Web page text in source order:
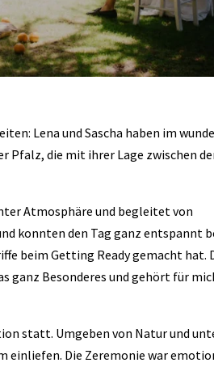
Lena und Sascha haben im
Pfalz, die mit ihrer Lage zwischen
Atmosphäre und begleitet von
konnten den Tag ganz entspannt
beim Getting Ready gemacht hat.
ganz Besonderes und gehört für
statt. Umgeben von Natur und
einliefen. Die Zeremonie war